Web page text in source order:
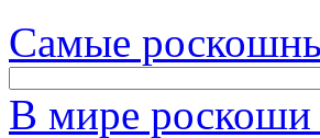
Самые
В мире